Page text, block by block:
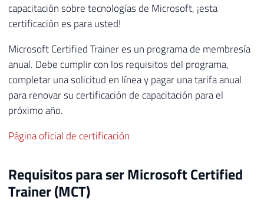
capacitación sobre tecnologías de Microsoft, ¡esta
certificación es para usted!
Microsoft Certified Trainer es un programa de membresía
anual. Debe cumplir con los requisitos del programa,
completar una solicitud en línea y pagar una tarifa anual
para renovar su certificación de capacitación para el
próximo año.
Página oficial de certificación
Requisitos para ser Microsoft Certified
Trainer (MCT)